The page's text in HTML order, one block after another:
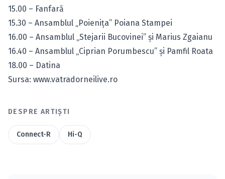
15.00 – Fanfară
15.30 – Ansamblul „Poieniţa” Poiana Stampei
16.00 – Ansamblul „Stejarii Bucovinei” şi Marius Zgaianu
16.40 – Ansamblul „Ciprian Porumbescu” şi Pamfil Roata
18.00 – Datina
Sursa: www.vatradorneilive.ro
DESPRE ARTIȘTI
Connect-R Hi-Q